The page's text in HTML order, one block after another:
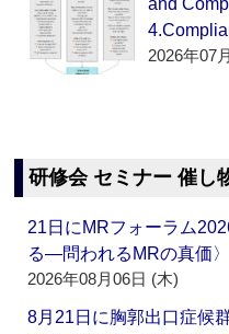
and
2026年07
研修会 セミナー 催し
21日にMRフォーラム
る―問われるMRの真価
2026年08月06日 (木)
8月21日に胸郭出口症候